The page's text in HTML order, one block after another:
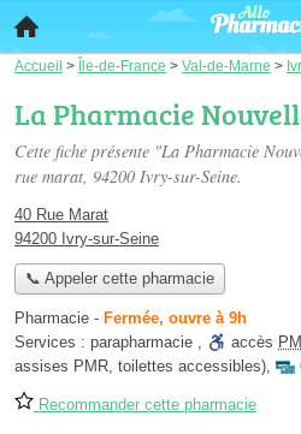
Accueil > Île-de-France > Val-de-Marne >
La Pharmacie
Cette fiche présente "La Pharmacie
rue marat, 94200 Ivry-sur-Seine.
40 Rue Marat
94200 Ivry-sur-Seine
📞 Appeler cette pharmacie
Pharmacie - Fermée, ouvre à 9h
Services : parapharmacie , accès
assises PMR, toilettes accessibles),
Recommander cette pharmacie